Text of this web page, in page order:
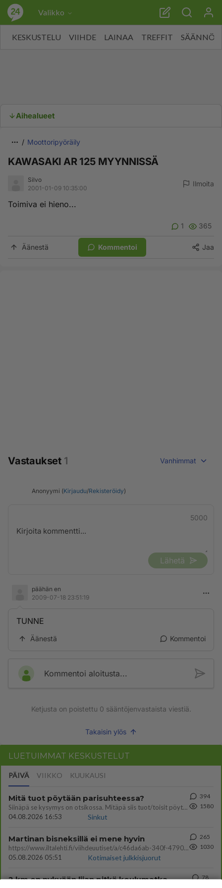
Valikko
KESKUSTELU VIIHDE LAINAA TREFFIT SÄÄNNÖT
Aihealueet
Moottoripyöräily
KAWASAKI AR 125 MYYNNISSÄ
Silvo
2001-01-09 10:35:00
Ilmoita
Toimiva ei hieno...
1 365
Äänestä Kommentoi Jaa
Vastaukset 1 Vanhimmat
Anonyymi (Kirjaudu/Rekisteröidy)
5000
Lähetä
päähän en
2009-07-18 23:51:19
TUNNE
Äänestä Kommentoi
Kommentoi aloitusta...
Ketjusta on poistettu 0 sääntöjenvastaista viestiä.
Takaisin ylös
LUETUIMMAT KESKUSTELUT
PÄIVÄ VIIKKO KUUKAUSI
Mitä tuot pöytään parisuhteessa?
Siinäpä se kysymys on otsikossa. Mitäpä siis tuot/toisit pöytään parisuhteessa? Oletko mies vai nainen? Koetko sen mitä
04.08.2026 16:53
Sinkut
394
1580
Martinan bisneksillä ei mene hyvin
https://www.iltalehti.fi/viihdeuutiset/a/c46da6ab-340f-4790-aaa7-0865eed2336 Yrityksen konkurssihakemus on tullut kärä
05.08.2026 05:51
Kotimaiset julkkisjuorut
265
1030
2 km on nykyään liian pitkä koulumatka
78